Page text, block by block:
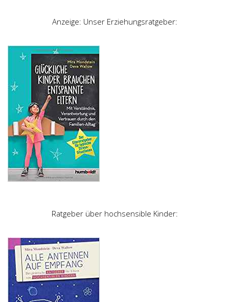
Anzeige: Unser Erziehungsratgeber:
Ratgeber über hochsensible Kinder: